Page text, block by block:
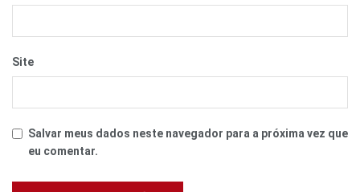
Site
Salvar meus dados neste navegador para a próxima vez que
eu comentar.